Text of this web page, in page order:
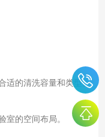
适的清洗容量和类型。
室的空间布局。